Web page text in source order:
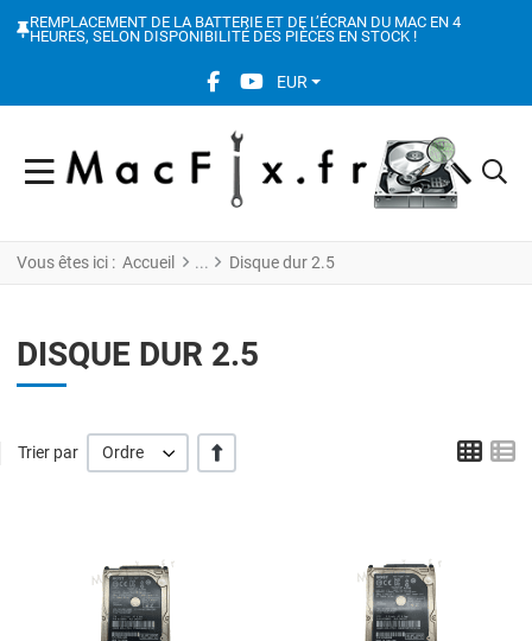
REMPLACEMENT DE LA BATTERIE ET DE L’ÉCRAN DU MAC EN 4
HEURES, SELON DISPONIBILITÉ DES PIÈCES EN STOCK !
FACEBOOK SOCIAL LINK
YOUTUBE SOCIAL LINK
EUR
Vous êtes ici : Accueil Disque dur 2.5
DISQUE DUR 2.5
Trier par Ordre ' +/-' Grid
Add to Compare